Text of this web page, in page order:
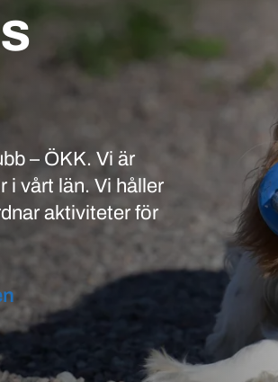
– ÖKK. Vi är
i vårt län. Vi håller
aktiviteter för